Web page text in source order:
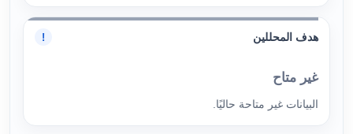
هدف المحللين !
غير متاح
البيانات غير متاحة حاليًا.